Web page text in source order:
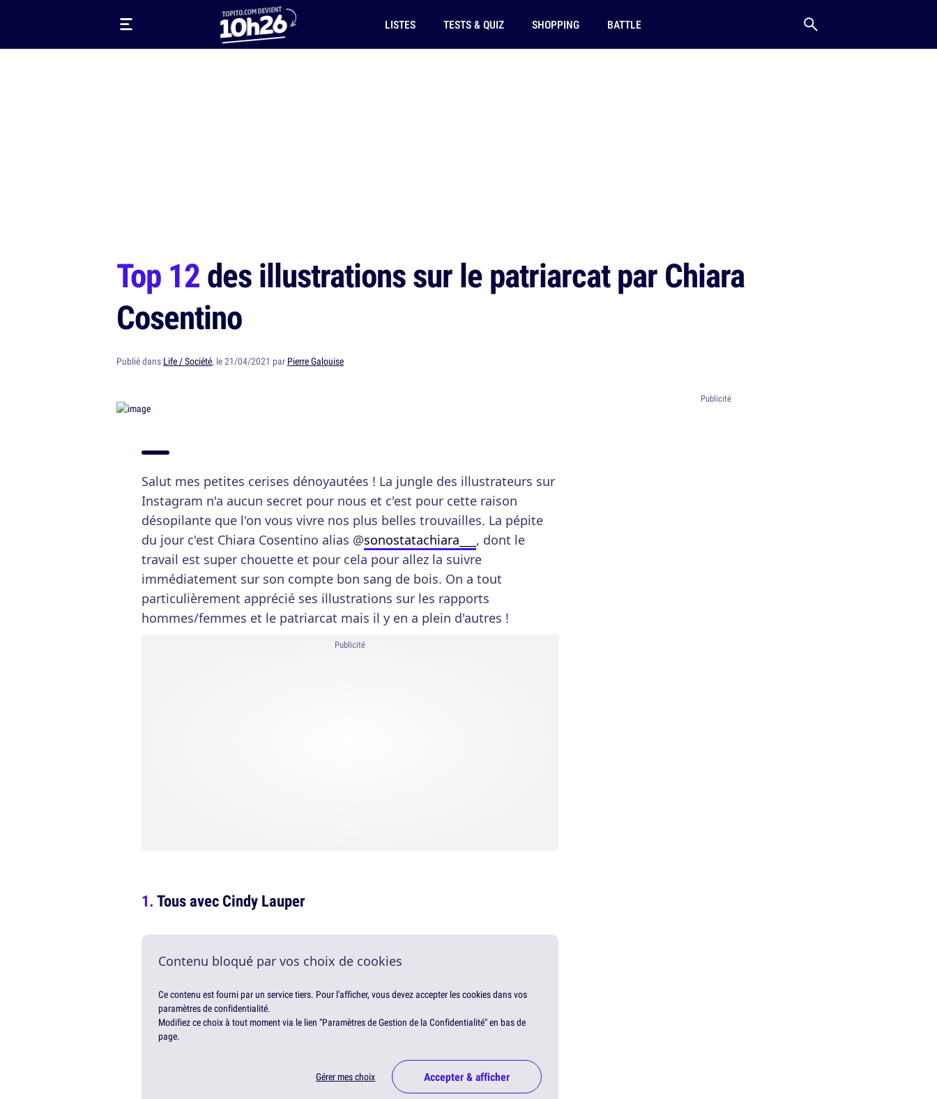
LISTES TESTS & QUIZ SHOPPING BATTLE
Top 12des illustrations sur le patriarcat par Chiara
Cosentino
Publié dans Life / Société, le 21/04/2021 par Pierre Galouise
Salut mes petites cerises dénoyautées ! La jungle des illustrateurs sur
Instagram n'a aucun secret pour nous et c'est pour cette raison
désopilante que l'on vous vivre nos plus belles trouvailles. La pépite
du jour c'est Chiara Cosentino alias @sonostatachiara___ , dont le
travail est super chouette et pour cela pour allez la suivre
immédiatement sur son compte bon sang de bois. On a tout
particulièrement apprécié ses illustrations sur les rapports
hommes/femmes et le patriarcat mais il y en a plein d'autres !
Publicité
Tous avec Cindy Lauper
Contenu bloqué par vos choix de cookies
Ce contenu est fourni par un service tiers. Pour l'afficher, vous devez accepter les cookies dans vos
paramètres de confidentialité.
Modifiez ce choix à tout moment via le lien "Paramètres de Gestion de la Confidentialité" en bas de
page.
Gérer mes choix Accepter & afficher